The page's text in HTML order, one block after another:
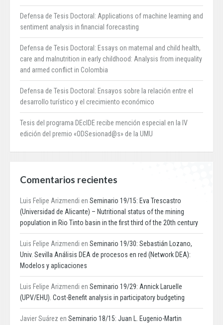
Defensa de Tesis Doctoral: Applications of machine learning and
sentiment analysis in financial forecasting
Defensa de Tesis Doctoral: Essays on maternal and child health,
care and malnutrition in early childhood: Analysis from inequality
and armed conflict in Colombia
Defensa de Tesis Doctoral: Ensayos sobre la relación entre el
desarrollo turístico y el crecimiento económico
Tesis del programa DEcIDE recibe mención especial en la IV
edición del premio «ODSesionad@s» de la UMU
Comentarios recientes
Luis Felipe Arizmendi en Seminario 19/15: Eva Trescastro
(Universidad de Alicante) – Nutritional status of the mining
population in Rio Tinto basin in the first third of the 20th century
Luis Felipe Arizmendi en Seminario 19/30: Sebastián Lozano,
Univ. Sevilla Análisis DEA de procesos en red (Network DEA):
Modelos y aplicaciones
Luis Felipe Arizmendi en Seminario 19/29: Annick Laruelle
(UPV/EHU). Cost-Benefit analysis in participatory budgeting
Javier Suárez en Seminario 18/15: Juan L. Eugenio-Martin